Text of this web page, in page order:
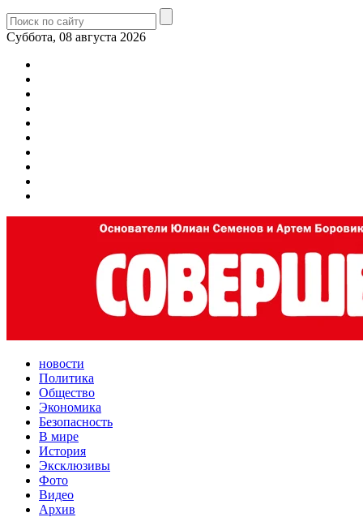
Суббота, 08 августа 2026
новости
Политика
Общество
Экономика
Безопасность
В мире
История
Эксклюзивы
Фото
Видео
Архив